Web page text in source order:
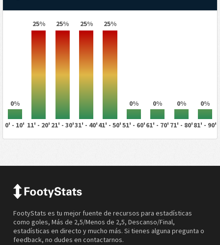
0%
25% 25% 25% 25%
0% 0% 0% 0%
0' - 10' 11' - 20' 21' - 30'31' - 40'41' - 50'51' - 60'61' - 70' 71' - 80'81' - 90'
FootyStats es tu mejor fuente de recursos para estadísticas
como goles, Más de 2,5/Menos de 2,5, Descanso/Final,
estadísticas en directo y mucho más. Si tienes alguna pregunta o
feedback, no dudes en contactarnos.